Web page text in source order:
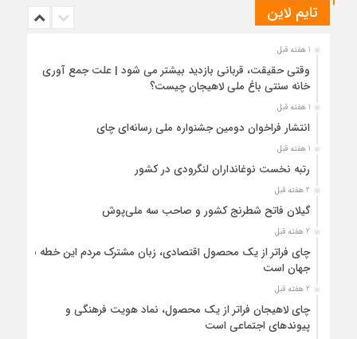
تایم لاین
1 هفته قبل
وقتی حقیقت، قربانی بازدید بیشتر می شود | علت جمع آوری
خانه سنتی باغ ملی لاهیجان چیست؟
1 هفته قبل
انتشار فراخوان دومین جشنواره ملی رسانه‌ای چای
1 هفته قبل
رتبه نخست نوغانداران لنگرودی در کشور
2 هفته قبل
گیلان فاتح شطرنج کشور و صاحب سه ملی‌پوش
2 هفته قبل
چای فراتر از یک محصول اقتصادی، زبان مشترک مردم این خطه با
جهان است
2 هفته قبل
چای لاهیجان فراتر از یک محصول، نماد هویت فرهنگی و
پیوندهای اجتماعی است